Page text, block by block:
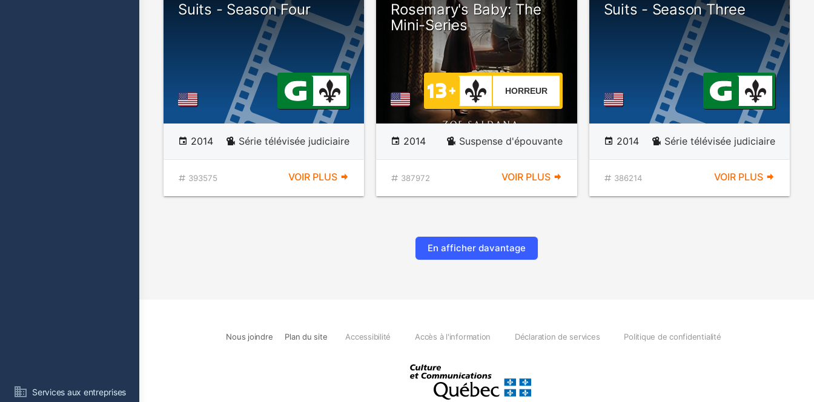
Services aux entreprises
Suits - Season Four
2014 Série télévisée judiciaire
393575 VOIR PLUS
Rosemary's Baby: The
Mini-Series
HORREUR
2014 Suspense d'épouvante
387972 VOIR PLUS
Suits - Season Three
2014 Série télévisée judiciaire
386214 VOIR PLUS
En afficher davantage
Nous joindre Plan du site Accessibilité Accès à l'information Déclaration de services Politique de confidentialité